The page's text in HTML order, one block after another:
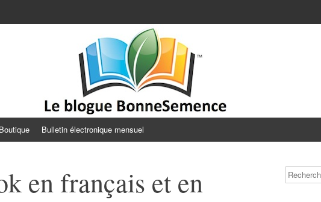
Boutique Bulletin électronique mensuel
en français et en
Search